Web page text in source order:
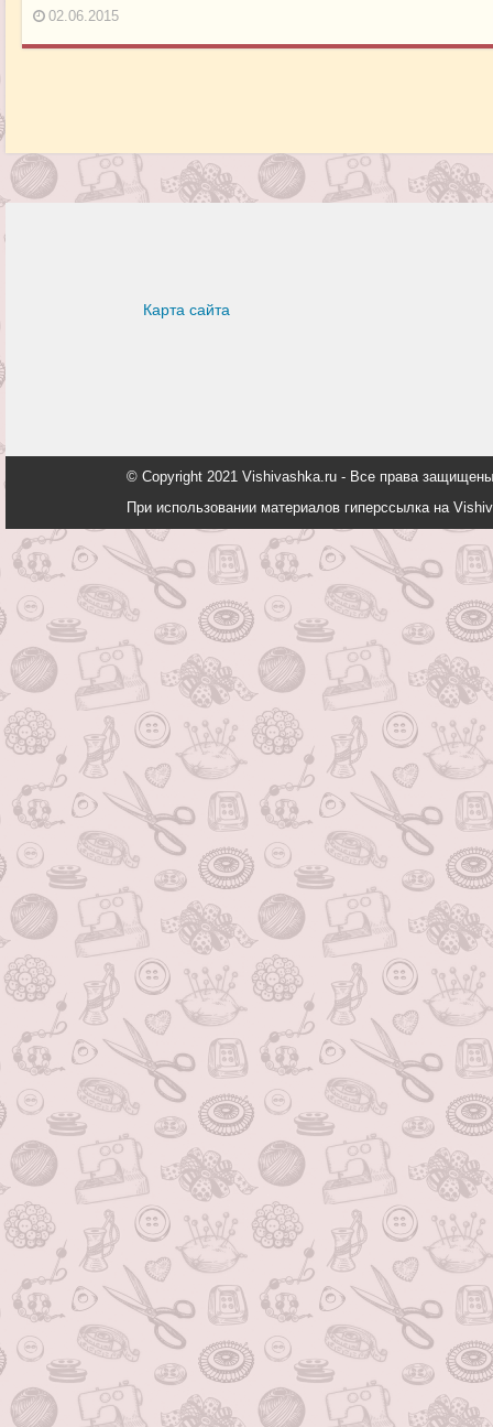
02.06.2015
Карта сайта
© Copyright 2021 Vishivashka.ru - Все права
При использовании материалов гиперссылка на